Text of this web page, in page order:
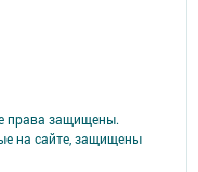
права защищены.
на сайте, защищены